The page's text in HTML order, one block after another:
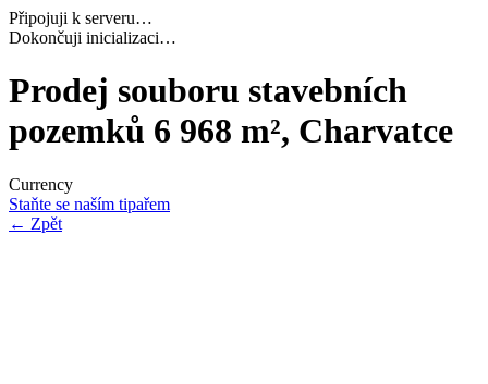
Připojuji k serveru…
Navazuji bezpečné spojení…
Prodej souboru stavebních
pozemků 6 968 m², Charvatce
Currency
Staňte se naším tipařem
← Zpět